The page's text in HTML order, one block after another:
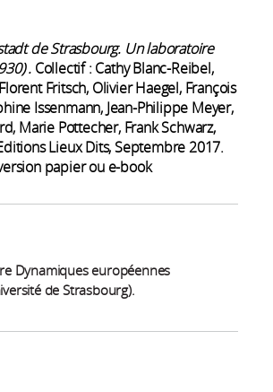
de Strasbourg. Un laboratoire
. Collectif : Cathy Blanc-Reibel,
Fritsch, Olivier Haegel, François
Issenmann, Jean-Philippe Meyer,
Marie Pottecher, Frank Schwarz,
Lieux Dits, Septembre 2017.
papier ou e-book
Dynamiques européennes
de Strasbourg).